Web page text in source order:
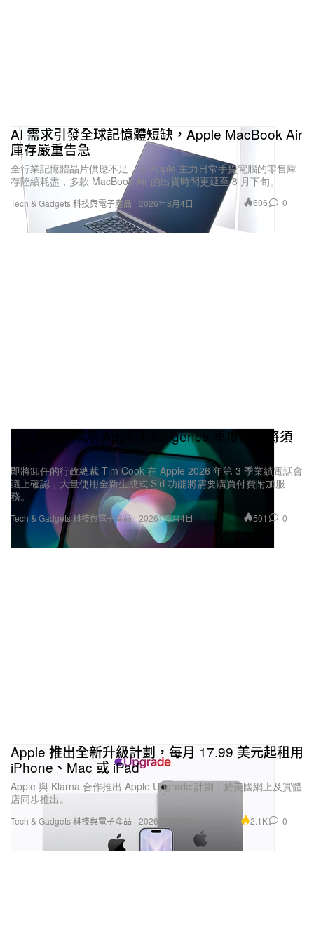
Tech & Gadgets 科技與電子產品
AI 需求引發全球記憶體短缺，Apple MacBook Air
庫存嚴重告急
全行業記憶體晶片供應不足，令 Apple 主力日常手提電腦的零售庫
存陸續耗盡，多款 MacBook Air 的出貨時間更延至 8 月下旬。
2026年8月4日 606 0
Tech & Gadgets 科技與電子產品
Tim Cook 暗示 Apple Intelligence 重度用家將須
付費
即將卸任的行政總裁 Tim Cook 在 Apple 2026 年第 3 季業績電話會
議上確認，大量使用全新生成式 Siri 功能將需要購買付費附加服
務。
2026年8月4日 501 0
Tech & Gadgets 科技與電子產品
Apple 推出全新升級計劃，每月 17.99 美元起租用
iPhone、Mac 或 iPad
Apple 與 Klarna 合作推出 Apple Upgrade 計劃，於美國網上及實體
店同步推出。
2026年7月29日 2.1K 0